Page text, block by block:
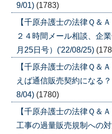
9/01) (1783)
【千原弁護士の法律Ｑ
２４時間メール相談、企
月25日号）('22/08/25)
【千原弁護士の法律Ｑ
えば通信販売契約になる
8/04) (1780)
【千原弁護士の法律Ｑ
工事の過量販売規制への